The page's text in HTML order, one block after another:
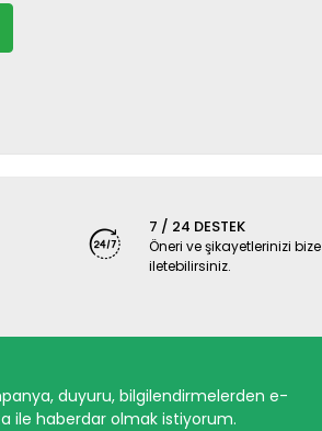
7 / 24 DESTEK
Öneri ve şikayetlerinizi bize
iletebilirsiniz.
duyuru, bilgilendirmelerden e-
ile haberdar olmak istiyorum.